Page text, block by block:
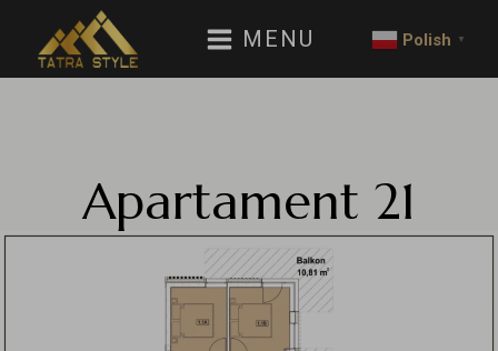
MENU Polish ▼
Apartament 21